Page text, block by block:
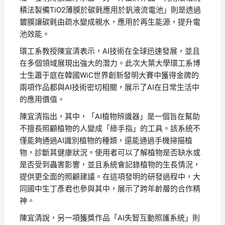
積法製備TiO2薄膜於碳氈應用於釩液流電池」則是透過
鍍膜讓碳氈由疏水變成親水，應用於再生能源，提升電
池效能。
環工系教授陳宜清表示，AI技術在全球迅速發展，並且
在多個領域展現出強大的潛力。此次大葉大學環工系博
士生蕭于庭在韓國WiC世界創新發明大賽中獲得金牌的
兩項作品都與AI技術密切相關，展示了AI在日常生活中
的應用價值。
陳宜清指出，其中，「AI植物辨識器」是一個旨在幫助
不擅長照顧植物的人變成「綠手指」的工具。該系統不
僅能夠通過AI識別植物的種類，還能通過手機掃描植
物，診斷其健康狀況。使用者可以了解植物是否缺水或
是否受到蟲害影響，並且系統會記錄植物的生長情況，
提供更全面的照顧建議。在這項發明的研發過程中，大
同國中生丁彥君也參與其中，展示了跨年齡層的合作精
神。
陳宜清說，另一項獲獎作品「AI失智互動照護系統」則